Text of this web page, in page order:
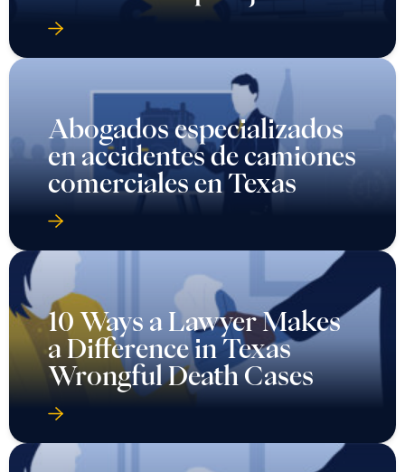
Abogados especializados
en accidentes de camiones
comerciales en Texas
10 Ways a Lawyer Makes
a Difference in Texas
Wrongful Death Cases